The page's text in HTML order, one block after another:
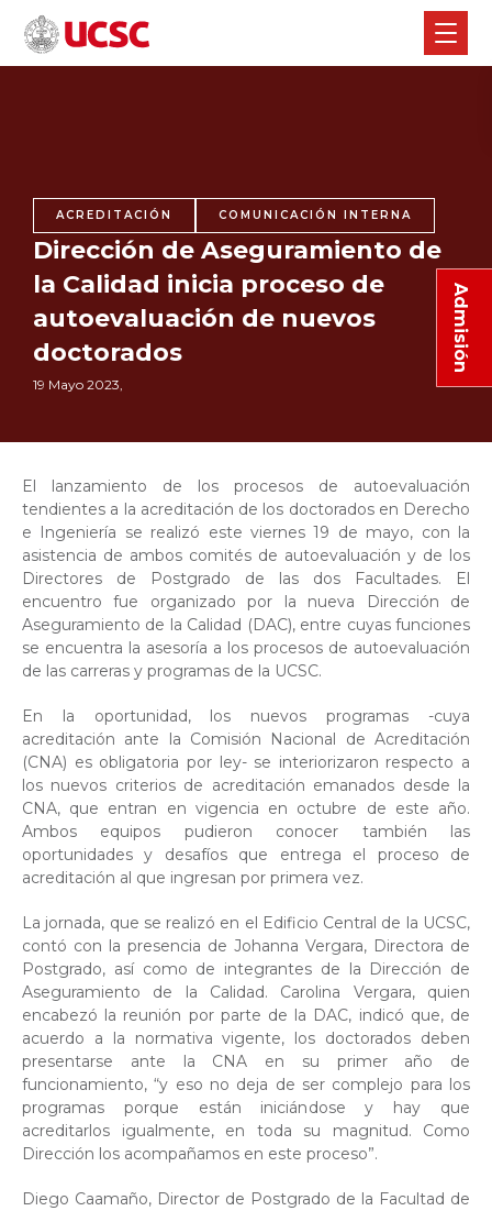
Admisión
ACREDITACIÓN COMUNICACIÓN INTERNA
Dirección de Aseguramiento de
la Calidad inicia proceso de
autoevaluación de nuevos
doctorados
19 Mayo 2023,
El lanzamiento de los procesos de autoevaluación
tendientes a la acreditación de los doctorados en Derecho
e Ingeniería se realizó este viernes 19 de mayo, con la
asistencia de ambos comités de autoevaluación y de los
Directores de Postgrado de las dos Facultades. El
encuentro fue organizado por la nueva Dirección de
Aseguramiento de la Calidad (DAC), entre cuyas funciones
se encuentra la asesoría a los procesos de autoevaluación
de las carreras y programas de la UCSC.
En la oportunidad, los nuevos programas -cuya
acreditación ante la Comisión Nacional de Acreditación
(CNA) es obligatoria por ley- se interiorizaron respecto a
los nuevos criterios de acreditación emanados desde la
CNA, que entran en vigencia en octubre de este año.
Ambos equipos pudieron conocer también las
oportunidades y desafíos que entrega el proceso de
acreditación al que ingresan por primera vez.
La jornada, que se realizó en el Edificio Central de la UCSC,
contó con la presencia de Johanna Vergara, Directora de
Postgrado, así como de integrantes de la Dirección de
Aseguramiento de la Calidad. Carolina Vergara, quien
encabezó la reunión por parte de la DAC, indicó que, de
acuerdo a la normativa vigente, los doctorados deben
presentarse ante la CNA en su primer año de
funcionamiento, “y eso no deja de ser complejo para los
programas porque están iniciándose y hay que
acreditarlos igualmente, en toda su magnitud. Como
Dirección los acompañamos en este proceso”.
Diego Caamaño, Director de Postgrado de la Facultad de